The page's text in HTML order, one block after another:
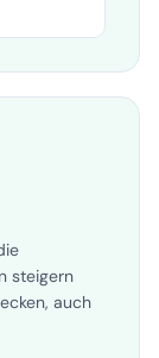
Design.
steigern
auch